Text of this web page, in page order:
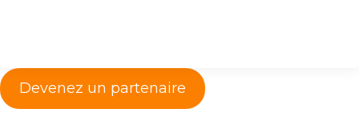
Devenez un partenaire